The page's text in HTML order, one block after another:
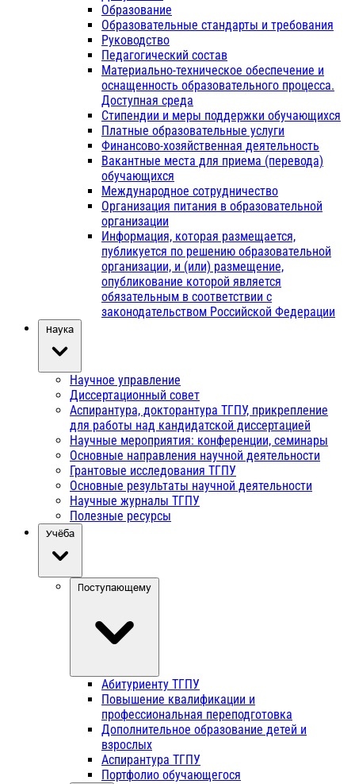
Образование
Образовательные стандарты и требования
Руководство
Педагогический состав
Материально-техническое обеспечение и
оснащенность образовательного процесса.
Доступная среда
Стипендии и меры поддержки обучающихся
Платные образовательные услуги
Финансово-хозяйственная деятельность
Вакантные места для приема (перевода)
обучающихся
Международное сотрудничество
Организация питания в образовательной
организации
Информация, которая размещается,
публикуется по решению образовательной
организации, и (или) размещение,
опубликование которой является
обязательным в соответствии с
законодательством Российской Федерации
Наука
Научное управление
Диссертационный совет
Аспирантура, докторантура ТГПУ, прикрепление
для работы над кандидатской диссертацией
Научные мероприятия: конференции, семинары
Основные направления научной деятельности
Грантовые исследования ТГПУ
Основные результаты научной деятельности
Научные журналы ТГПУ
Полезные ресурсы
Учёба
Поступающему
Абитуриенту ТГПУ
Повышение квалификации и
профессиональная переподготовка
Дополнительное образование детей и
взрослых
Аспирантура ТГПУ
Портфолио обучающегося